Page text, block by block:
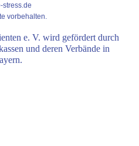
stress.de
vorbehalten.
e. V. wird gefördert durch
und deren Verbände in